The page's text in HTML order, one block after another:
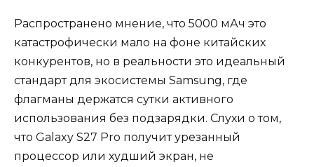
Распространено мнение, что 5000 мАч это
катастрофически мало на фоне китайских
конкурентов, но в реальности это идеальный
стандарт для экосистемы Samsung, где
флагманы держатся сутки активного
использования без подзарядки. Слухи о том,
что Galaxy S27 Pro получит урезанный
процессор или худший экран, не